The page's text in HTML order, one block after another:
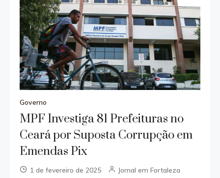
Governo
MPF Investiga 81 Prefeituras no
Ceará por Suposta Corrupção em
Emendas Pix
1 de fevereiro de 2025 Jornal em Fortaleza